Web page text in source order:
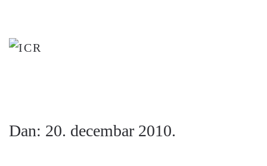
to
Dan: 20. decembar 2010.